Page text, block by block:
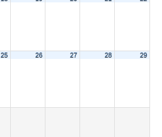
25 26 27 28 29